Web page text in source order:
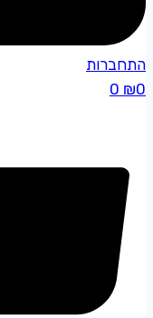
התחברות
₪0
0